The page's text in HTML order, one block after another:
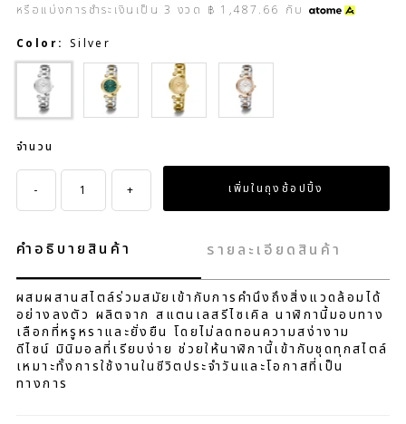
หรือแบ่งการชำระเงินเป็น3 งวด ฿ 1,487.66 กับ
Color: Silver
Gold Gold Multi Color
จำนวน
- +
คำอธิบายสินค้า รายละเอียดสินค้า
ผสมผสานสไตล์ร่วมสมัยเข้ากับการคำนึงถึงสิ่งแวดล้อมได้
อย่างลงตัว ผลิตจาก สแตนเลสรีไซเคิล นาฬิกานี้มอบทาง
เลือกที่หรูหราและยั่งยืน โดยไม่ลดทอนความสง่างาม
ดีไซน์ มินิมอลที่เรียบง่าย ช่วยให้นาฬิกานี้เข้ากับชุดทุกสไตล์
เหมาะทั้งการใช้งานในชีวิตประจำวันและโอกาสที่เป็น
ทางการ